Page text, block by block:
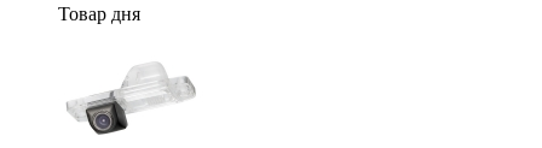
Товар дня